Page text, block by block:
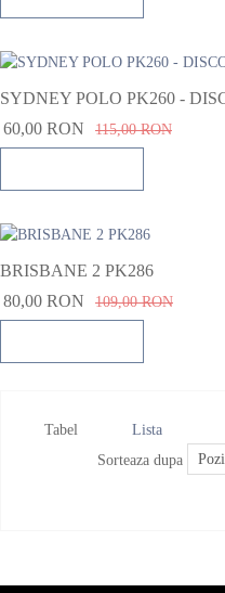
SYDNEY POLO PK260 -
60,00 RON
115,00 RON
BRISBANE 2 PK286
80,00 RON
109,00 RON
Tabel
Lista
Sorteaza dupa